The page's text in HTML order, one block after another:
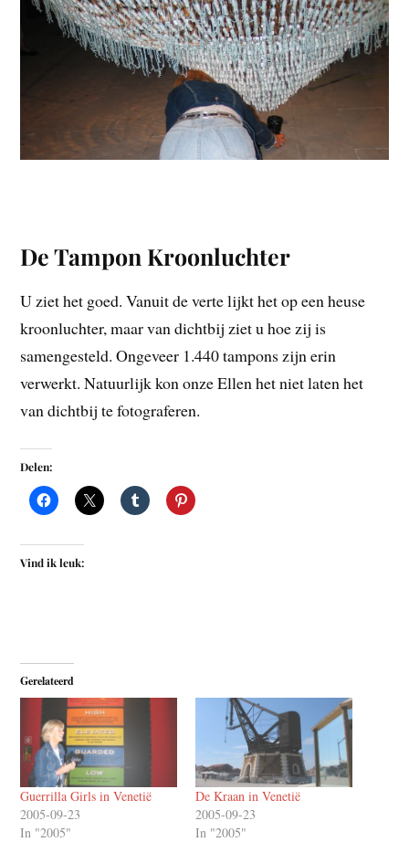
De Tampon Kroonluchter
U ziet het goed. Vanuit de verte lijkt het op een heuse
kroonluchter, maar van dichtbij ziet u hoe zij is
samengesteld. Ongeveer 1.440 tampons zijn erin
verwerkt. Natuurlijk kon onze Ellen het niet laten het
van dichtbij te fotograferen.
Delen:
Vind ik leuk:
Gerelateerd
Guerrilla Girls in Venetië
2005-09-23
In "2005"
De Kraan in Venetië
2005-09-23
In "2005"